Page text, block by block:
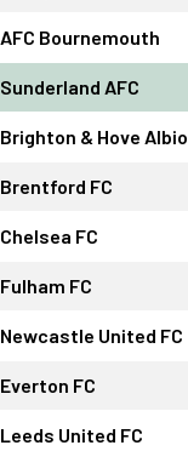
AFC Bournemouth
Sunderland AFC
Brighton & Hove
Brentford FC
Chelsea FC
Fulham FC
Newcastle United FC
Everton FC
Leeds United FC